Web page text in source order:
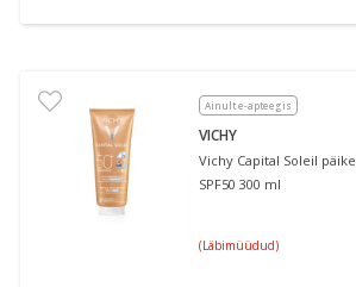
Ainult e-apteegis
VICHY
Vichy Capital Soleil
SPF50 300 ml
(Läbimüüdud)